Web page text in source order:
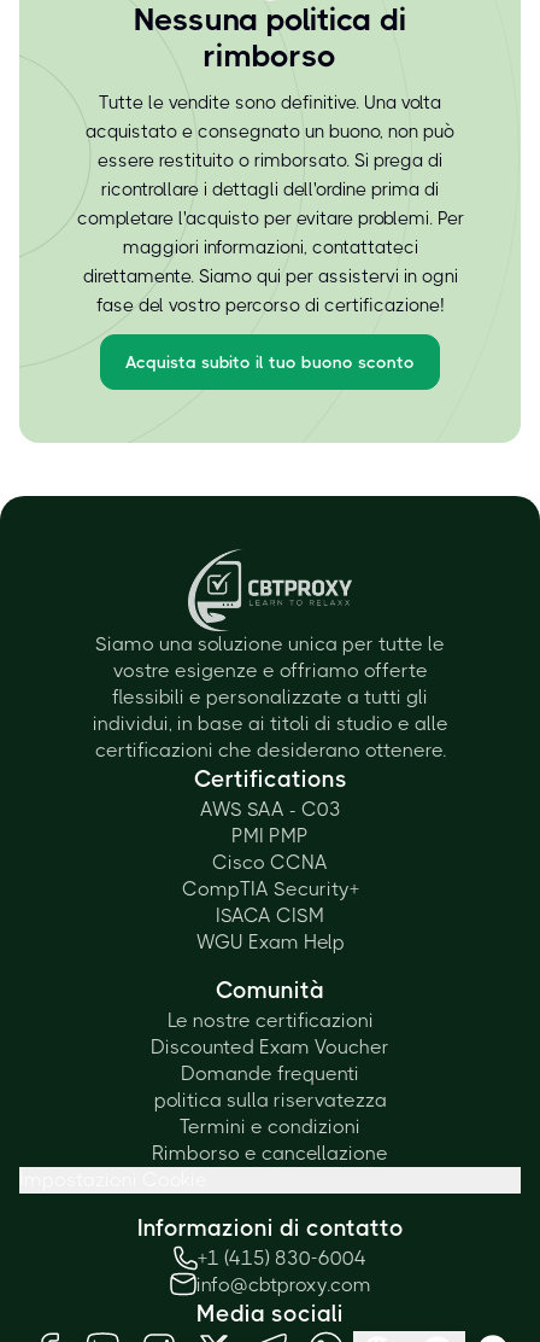
Nessuna politica di
rimborso
Tutte le vendite sono definitive. Una volta
acquistato e consegnato un buono, non può
essere restituito o rimborsato. Si prega di
ricontrollare i dettagli dell'ordine prima di
completare l'acquisto per evitare problemi. Per
maggiori informazioni, contattateci
direttamente. Siamo qui per assistervi in ogni
fase del vostro percorso di certificazione!
Acquista subito il tuo buono sconto
Siamo una soluzione unica per tutte le
vostre esigenze e offriamo offerte
flessibili e personalizzate a tutti gli
individui, in base ai titoli di studio e alle
certificazioni che desiderano ottenere.
Certifications
AWS SAA - C03
PMI PMP
Cisco CCNA
CompTIA Security+
ISACA CISM
WGU Exam Help
Comunità
Le nostre certificazioni
Discounted Exam Voucher
Domande frequenti
politica sulla riservatezza
Termini e condizioni
Rimborso e cancellazione
Informazioni di contatto
+1 (415) 830-6004
info@cbtproxy.com
Media sociali